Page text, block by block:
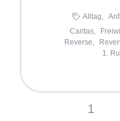
Alltag,
Caritas,
Reverse,
1.
1